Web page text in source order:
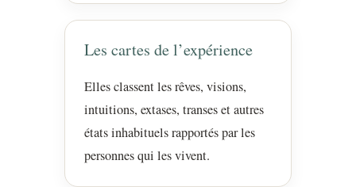
Les cartes de l’expérience
Elles classent les rêves, visions,
intuitions, extases, transes et autres
états inhabituels rapportés par les
personnes qui les vivent.